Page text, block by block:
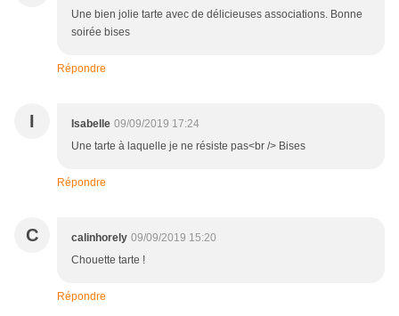
Une bien jolie tarte avec de délicieuses associations. Bonne
soirée bises
Répondre
I Isabelle 09/09/2019 17:24
Une tarte à laquelle je ne résiste pas<br /> Bises
Répondre
C calinhorely 09/09/2019 15:20
Chouette tarte !
Répondre